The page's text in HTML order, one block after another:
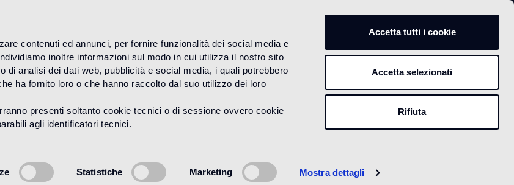
contenuti ed annunci, per fornire funzionalità dei social media e
inoltre informazioni sul modo in cui utilizza il nostro sito
di analisi dei dati web, pubblicità e social media, i quali potrebbero
ha fornito loro o che hanno raccolto dal suo utilizzo dei loro
presenti soltanto cookie tecnici o di sessione ovvero cookie
agli identificatori tecnici.
Statistiche Marketing Mostra dettagli
Accetta tutti i cookie
Accetta selezionati
Rifiuta
PRODUITS BAGNO THE WANDERS COLLECTION
Commode Bloem